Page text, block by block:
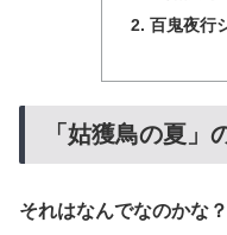
百鬼夜行
「姑獲鳥の夏」
それはなんでなのかな？